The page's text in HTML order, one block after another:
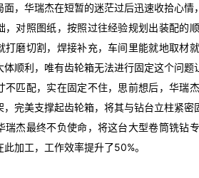
，华瑞杰在短暂的迷茫过后迅速收拾心情
，对照图纸，按照过往经验规划出装配的
打磨切割，焊接补充，车间里能就地取材
顺利，唯有齿轮箱无法进行固定这个问题
不匹配，实在固定不住，思前想后，华瑞
完美支撑起齿轮箱，将其与钻台立柱紧密
瑞杰最终不负使命，将这台大型卷筒铣钻
加工，工作效率提升了50%。